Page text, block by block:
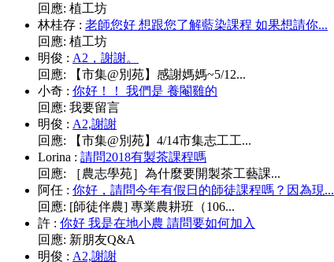
回應: 植工坊
林桂存 : 老師您好 想跟您了解藍染課程 如果想請你...
回應: 植工坊
明俊 : A2，謝謝。
回應:
【市集@別苑】感謝媽媽~5/12...
小奇 : 你好！！ 我們是 養閹雞的
回應: 我要留言
明俊 : A2,謝謝
回應:
【市集@別苑】4/14市集志工工...
Lorina : 請問2018有製茶課程嗎
回應:
［農志學苑］為什麼要開製茶工藝課...
阿任 : 你好，請問今年有假日的師徒課程嗎？因為現...
回應: [師徒伴農] 專業農耕班（106...
許 : 你好 我是在地小農 請問要如何加入
回應: 新朋友Q&A
明俊 : A2,謝謝